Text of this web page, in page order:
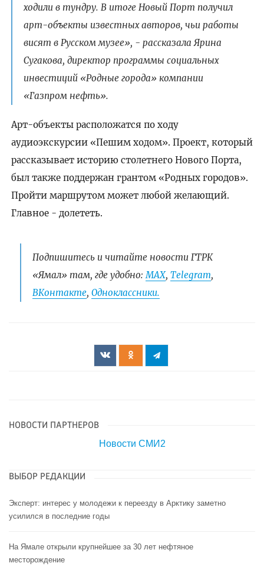
ходили в тундру. В итоге Новый Порт получил
арт-объекты известных авторов, чьи работы
висят в Русском музее», - рассказала Ярина
Сугакова, директор программы социальных
инвестиций «Родные города» компании
«Газпром нефть».
Арт-объекты расположатся по ходу
аудиоэкскурсии «Пешим ходом». Проект, который
рассказывает историю столетнего Нового Порта,
был также поддержан грантом «Родных городов».
Пройти маршрутом может любой желающий.
Главное - долететь.
Подпишитесь и читайте новости ГТРК
«Ямал» там, где удобно:МАХ, Telegram,
ВКонтакте, Одноклассники.
НОВОСТИ ПАРТНЕРОВ
Новости СМИ2
ВЫБОР РЕДАКЦИИ
Эксперт: интерес у молодежи к переезду в Арктику заметно
усилился в последние годы
На Ямале открыли крупнейшее за 30 лет нефтяное
месторождение